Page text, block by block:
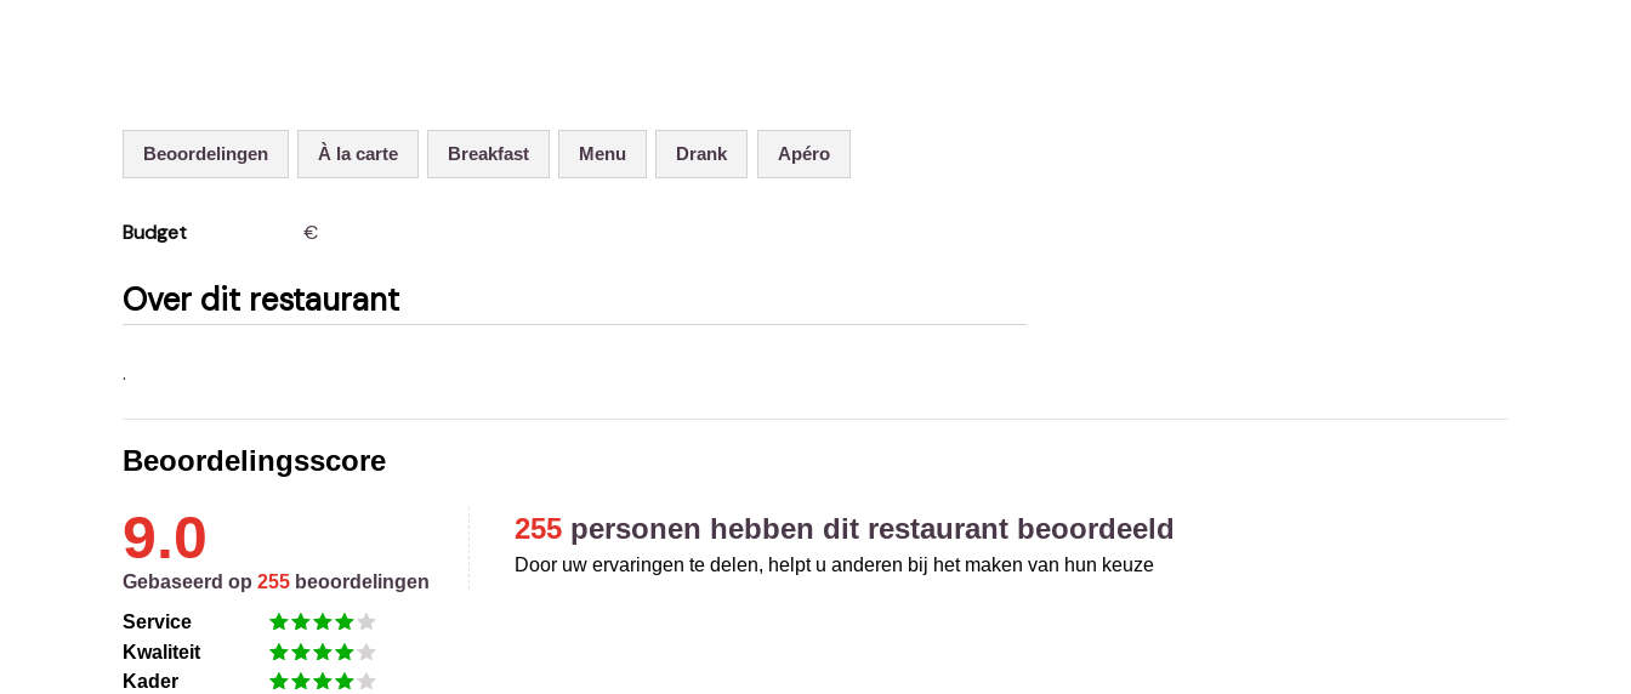
Beoordelingen À la carte Breakfast Menu Drank Apéro
Budget €
Over dit restaurant
.
Beoordelingsscore
9.0
Gebaseerd op 255 beoordelingen
Service
Kwaliteit
Kader
255 personen hebben dit restaurant beoordeeld
Door uw ervaringen te delen, helpt u anderen bij het maken van hun keuze